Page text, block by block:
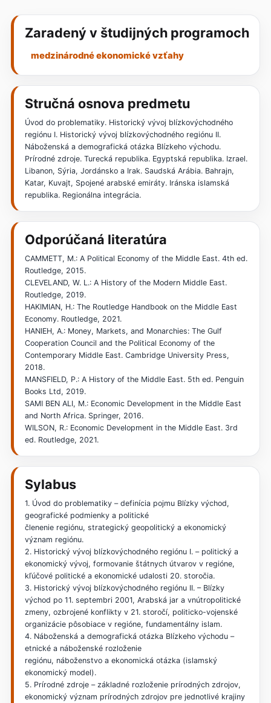
Zaradený v študijných programoch
medzinárodné ekonomické vzťahy
Stručná osnova predmetu
Úvod do problematiky. Historický vývoj blízkovýchodného
regiónu I. Historický vývoj blízkovýchodného regiónu II.
Náboženská a demografická otázka Blízkeho východu.
Prírodné zdroje. Turecká republika. Egyptská republika. Izrael.
Libanon, Sýria, Jordánsko a Irak. Saudská Arábia. Bahrajn,
Katar, Kuvajt, Spojené arabské emiráty. Iránska islamská
republika. Regionálna integrácia.
Odporúčaná literatúra
CAMMETT, M.: A Political Economy of the Middle East. 4th ed.
Routledge, 2015.
CLEVELAND, W. L.: A History of the Modern Middle East.
Routledge, 2019.
HAKIMIAN, H.: The Routledge Handbook on the Middle East
Economy. Routledge, 2021.
HANIEH, A.: Money, Markets, and Monarchies: The Gulf
Cooperation Council and the Political Economy of the
Contemporary Middle East. Cambridge University Press,
2018.
MANSFIELD, P.: A History of the Middle East. 5th ed. Penguin
Books Ltd, 2019.
SAMI BEN ALI, M.: Economic Development in the Middle East
and North Africa. Springer, 2016.
WILSON, R.: Economic Development in the Middle East. 3rd
ed. Routledge, 2021.
Sylabus
1. Úvod do problematiky – definícia pojmu Blízky východ,
geografické podmienky a politické
členenie regiónu, strategický geopolitický a ekonomický
význam regiónu.
2. Historický vývoj blízkovýchodného regiónu I. – politický a
ekonomický vývoj, formovanie štátnych útvarov v regióne,
kľúčové politické a ekonomické udalosti 20. storočia.
3. Historický vývoj blízkovýchodného regiónu II. – Blízky
východ po 11. septembri 2001, Arabská jar a vnútropolitické
zmeny, ozbrojené konflikty v 21. storočí, politicko-vojenské
organizácie pôsobiace v regióne, fundamentálny islam.
4. Náboženská a demografická otázka Blízkeho východu –
etnické a náboženské rozloženie
regiónu, náboženstvo a ekonomická otázka (islamský
ekonomický model).
5. Prírodné zdroje – základné rozloženie prírodných zdrojov,
ekonomický význam prírodných zdrojov pre jednotlivé krajiny